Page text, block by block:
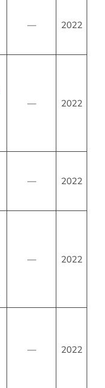
— 2022
— 2022
— 2022
— 2022
— 2022